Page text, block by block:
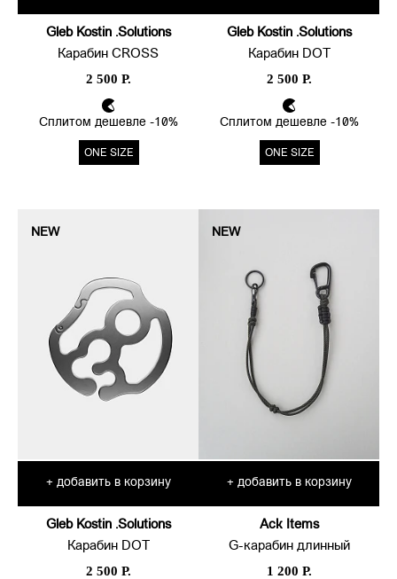
Gleb Kostin .Solutions
Карабин CROSS
2 500 Р.
Сплитом дешевле -10%
ONE SIZE
Gleb Kostin .Solutions
Карабин DOT
2 500 Р.
Сплитом дешевле -10%
ONE SIZE
NEW
+ добавить в корзину
Gleb Kostin .Solutions
Карабин DOT
2 500 Р.
NEW
+ добавить в корзину
Ack Items
G-карабин длинный
1 200 Р.